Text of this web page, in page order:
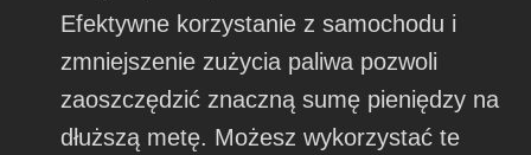
Efektywne korzystanie z samochodu i
zmniejszenie zużycia paliwa pozwoli
zaoszczędzić znaczną sumę pieniędzy na
dłuższą metę. Możesz wykorzystać te